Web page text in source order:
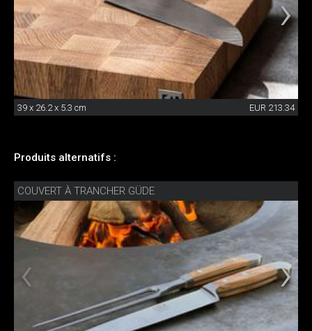
39 x 26.2 x 5.3 cm EUR 213.34
Produits alternatifs :
COUVERT À TRANCHER GÜDE